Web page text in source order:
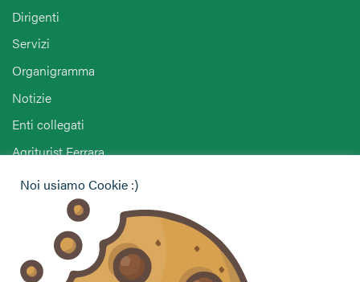
Dirigenti
Servizi
Organigramma
Notizie
Enti collegati
Agriturist Ferrara
ANGA Ferrara
Hai bisogno di informazioni?
Vuoi contattarci per ricevere assistenza, lasciare un
commento o chiedere informazioni?
Noi usiamo Cookie :)